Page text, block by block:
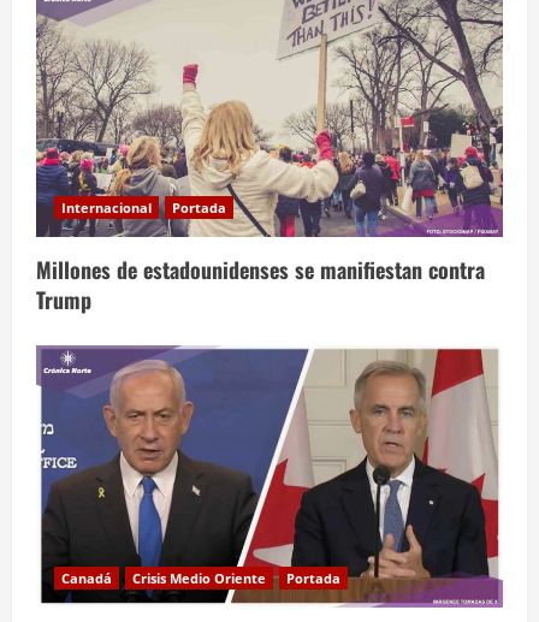
Internacional Portada
Millones de estadounidenses se manifiestan contra
Trump
Canadá Crisis Medio Oriente Portada